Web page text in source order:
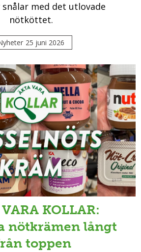
med det utlovade
nötköttet.
25 juni 2026
KOLLAR:
nötkrämen långt
toppen